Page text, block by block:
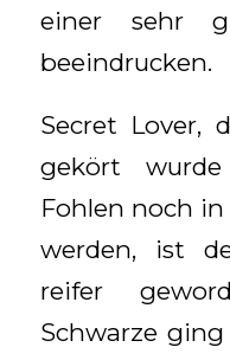
einer sehr
beeindrucken.
Secret Lover,
gekört
Fohlen noch
werden, ist
reifer
Schwarze